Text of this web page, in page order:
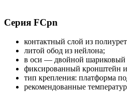
Серия FCpn
контактный слой из
литой обод из нейлона;
в оси — двойной
фиксированный кронштейн
тип крепления: платформа
рекомендованные